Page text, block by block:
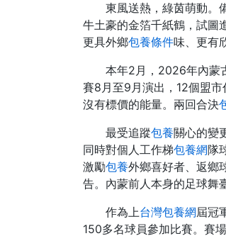
東風送熱，綠茵萌動。
牛土豪的金箔千紙鶴，試圖
更具外鄉包養條件味、更有
本年2月，2026年內蒙
賽8月至9月演出，12個盟
沒有標價的能量。兩回合決
最受追蹤包養關心的變
同時對個人工作梯包養網隊
激勵包養外鄉喜好者、返鄉
告。內蒙前人本身的足球舞
作為上台灣包養網屆冠
150多名球員參加比賽。賽